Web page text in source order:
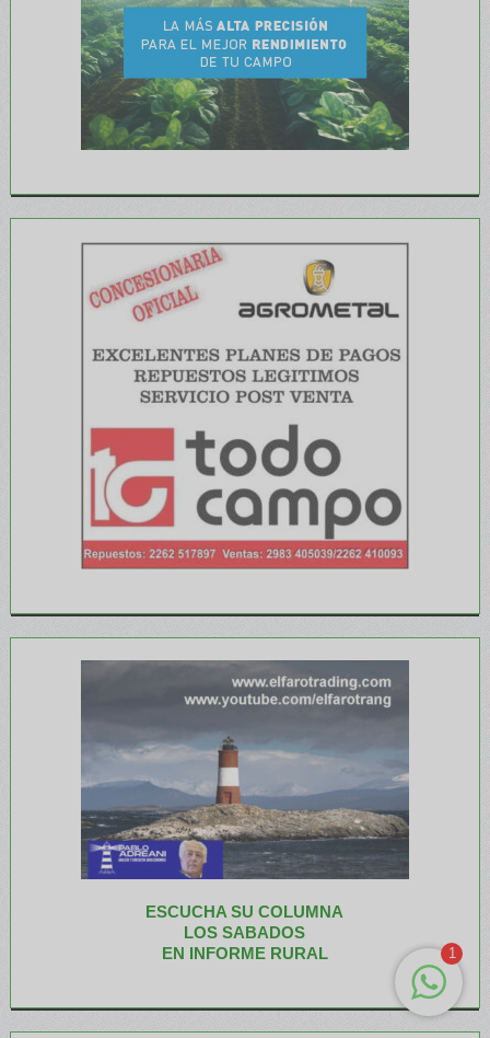
ESCUCHA SU COLUMNA
LOS SABADOS
EN INFORME RURAL
1